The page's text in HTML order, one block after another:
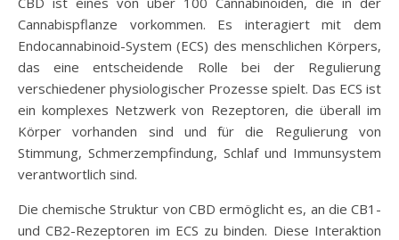
Cannabispflanze vorkommen. Es interagiert mit dem
Endocannabinoid-System (ECS) des menschlichen Körpers,
das eine entscheidende Rolle bei der Regulierung
verschiedener physiologischer Prozesse spielt. Das ECS ist
ein komplexes Netzwerk von Rezeptoren, die überall im
Körper vorhanden sind und für die Regulierung von
Stimmung, Schmerzempfindung, Schlaf und Immunsystem
verantwortlich sind.
Die chemische Struktur von CBD ermöglicht es, an die CB1-
und CB2-Rezeptoren im ECS zu binden. Diese Interaktion